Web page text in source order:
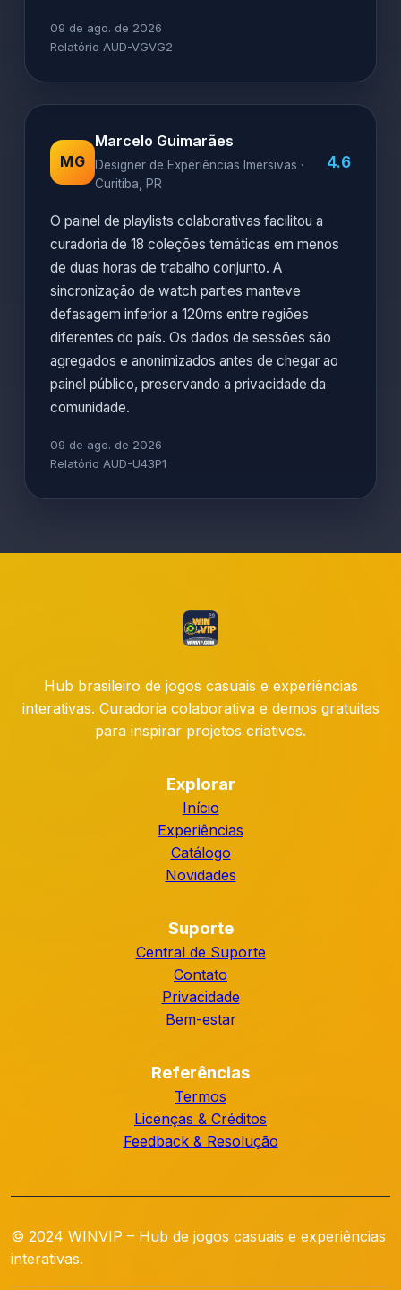
09 de ago. de 2026
Relatório AUD-VGVG2
MG
Marcelo Guimarães
Designer de Experiências Imersivas ·
Curitiba, PR
4.6
O painel de playlists colaborativas facilitou a
curadoria de 18 coleções temáticas em menos
de duas horas de trabalho conjunto. A
sincronização de watch parties manteve
defasagem inferior a 120ms entre regiões
diferentes do país. Os dados de sessões são
agregados e anonimizados antes de chegar ao
painel público, preservando a privacidade da
comunidade.
09 de ago. de 2026
Relatório AUD-U43P1
Hub brasileiro de jogos casuais e experiências
interativas. Curadoria colaborativa e demos gratuitas
para inspirar projetos criativos.
Explorar
Início
Experiências
Catálogo
Novidades
Suporte
Central de Suporte
Contato
Privacidade
Bem-estar
Referências
Termos
Licenças & Créditos
Feedback & Resolução
© 2024 WINVIP – Hub de jogos casuais e experiências
interativas.